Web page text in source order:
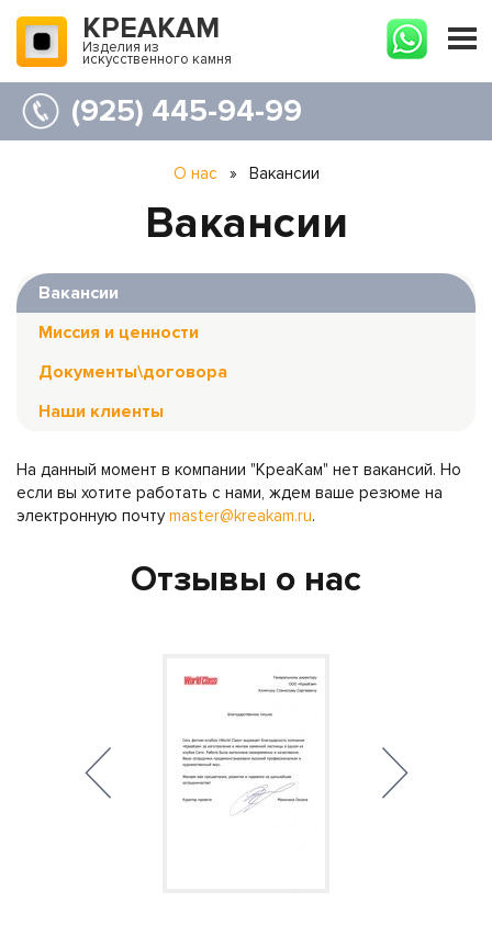
КРЕАКАМ
Изделия из
искусственного камня
(925) 445-94-99
О нас » Вакансии
Вакансии
Вакансии
Миссия и ценности
Документы\договора
Наши клиенты
На данный момент в компании "КреаКам" нет вакансий. Но
если вы хотите работать с нами, ждем ваше резюме на
электронную почтуmaster@kreakam.ru.
Отзывы о нас